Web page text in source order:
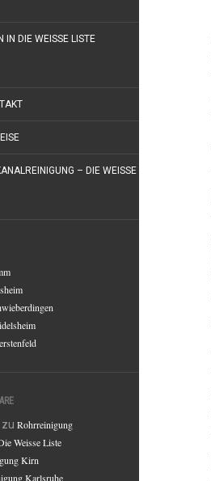
IN DIE WEISSE LISTE E
– DIE WEISSE
zu Rohrreinigung
Weisse Liste
Kirn
Karlsruhe